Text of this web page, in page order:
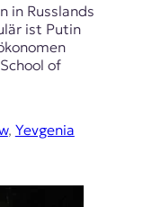
in Russlands
ist Putin
of
, Yevgenia